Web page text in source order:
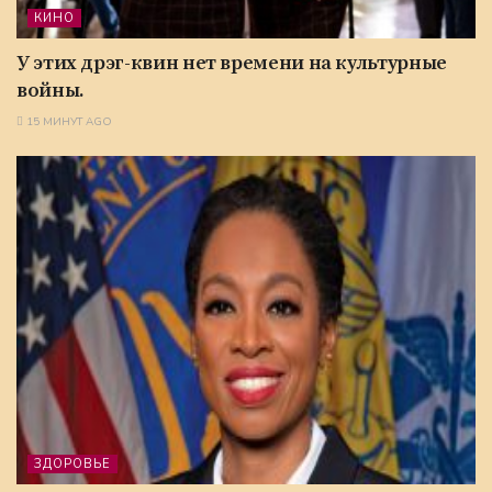
КИНО
У этих дрэг-квин нет времени на культурные
войны.
15 МИНУТ AGO
ЗДОРОВЬЕ